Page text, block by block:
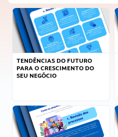
TENDÊNCIAS DO FUTURO
PARA O CRESCIMENTO DO
SEU NEGÓCIO